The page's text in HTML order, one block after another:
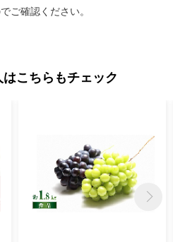
ご確認ください。
こちらもチェック